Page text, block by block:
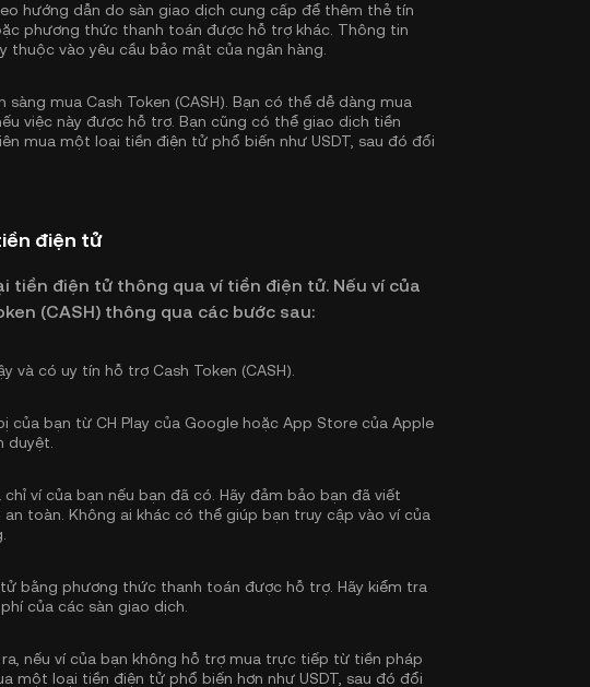
hướng dẫn do sàn giao dịch cung cấp để thêm thẻ tín
phương thức thanh toán được hỗ trợ khác. Thông tin
vào yêu cầu bảo mật của ngân hàng.
sàng mua Cash Token (CASH). Bạn có thể dễ dàng mua
việc này được hỗ trợ. Bạn cũng có thể giao dịch tiền
mua một loại tiền điện tử phổ biến như USDT , sau đó đổi
điện tử
tiền điện tử thông qua ví tiền điện tử. Nếu ví của
(CASH) thông qua các bước sau:
và có uy tín hỗ trợ Cash Token (CASH).
của bạn từ CH Play của Google hoặc App Store của Apple
duyệt.
ví của bạn nếu bạn đã có. Hãy đảm bảo bạn đã viết
toàn. Không ai khác có thể giúp bạn truy cập vào ví của
bằng phương thức thanh toán được hỗ trợ. Hãy kiểm tra
của các sàn giao dịch.
ra, nếu ví của bạn không hỗ trợ mua trực tiếp từ tiền pháp
một loại tiền điện tử phổ biến hơn như USDT, sau đó đổi